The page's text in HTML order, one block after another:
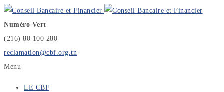
Numéro Vert
(216) 80 100 280
reclamation@cbf.org.tn
Menu
LE CBF